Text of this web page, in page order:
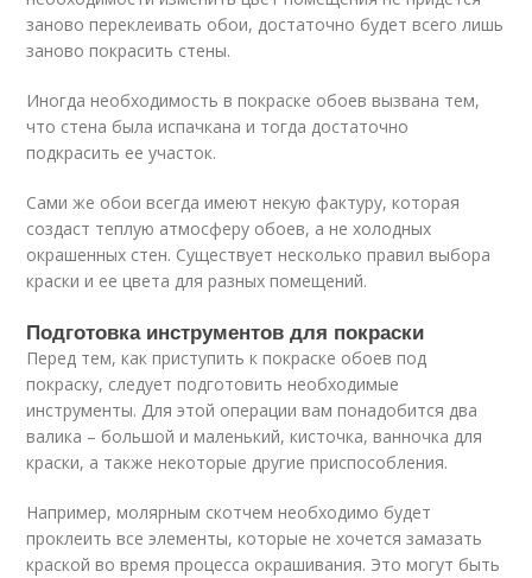
заново переклеивать обои, достаточно будет всего лишь
заново покрасить стены.
Иногда необходимость в покраске обоев вызвана тем,
что стена была испачкана и тогда достаточно
подкрасить ее участок.
Сами же обои всегда имеют некую фактуру, которая
создаст теплую атмосферу обоев, а не холодных
окрашенных стен. Существует несколько правил выбора
краски и ее цвета для разных помещений.
Подготовка инструментов для покраски
Перед тем, как приступить к покраске обоев под
покраску, следует подготовить необходимые
инструменты. Для этой операции вам понадобится два
валика – большой и маленький, кисточка, ванночка для
краски, а также некоторые другие приспособления.
Например, молярным скотчем необходимо будет
проклеить все элементы, которые не хочется замазать
краской во время процесса окрашивания. Это могут быть